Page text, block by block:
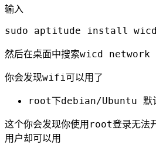
输入
然后在桌面中搜索wicd network
你会发现wifi可以用了
root下debian/Ubuntu 默
这个你会发现你使用root登录无法
用户却可以用